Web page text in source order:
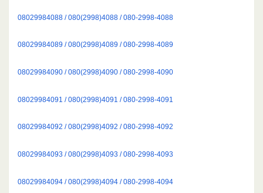
08029984088 / 080(2998)4088 / 080-2998-4088
08029984089 / 080(2998)4089 / 080-2998-4089
08029984090 / 080(2998)4090 / 080-2998-4090
08029984091 / 080(2998)4091 / 080-2998-4091
08029984092 / 080(2998)4092 / 080-2998-4092
08029984093 / 080(2998)4093 / 080-2998-4093
08029984094 / 080(2998)4094 / 080-2998-4094